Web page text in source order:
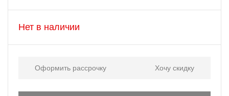
Нет в наличии
Оформить рассрочку Хочу скидку